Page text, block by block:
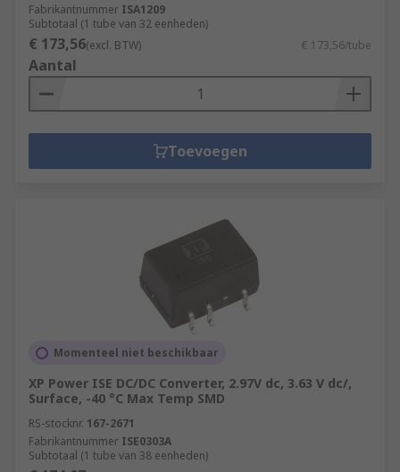
Fabrikantnummer ISA1209
Subtotaal (1 tube van 32 eenheden)
€ 173,56(excl. BTW) € 173,56/tube
Aantal
Toevoegen
Momenteel niet beschikbaar
XP Power ISE DC/DC Converter, 2.97V dc, 3.63 V dc/,
Surface, -40 °C Max Temp SMD
RS-stocknr. 167-2671
Fabrikantnummer ISE0303A
Subtotaal (1 tube van 38 eenheden)